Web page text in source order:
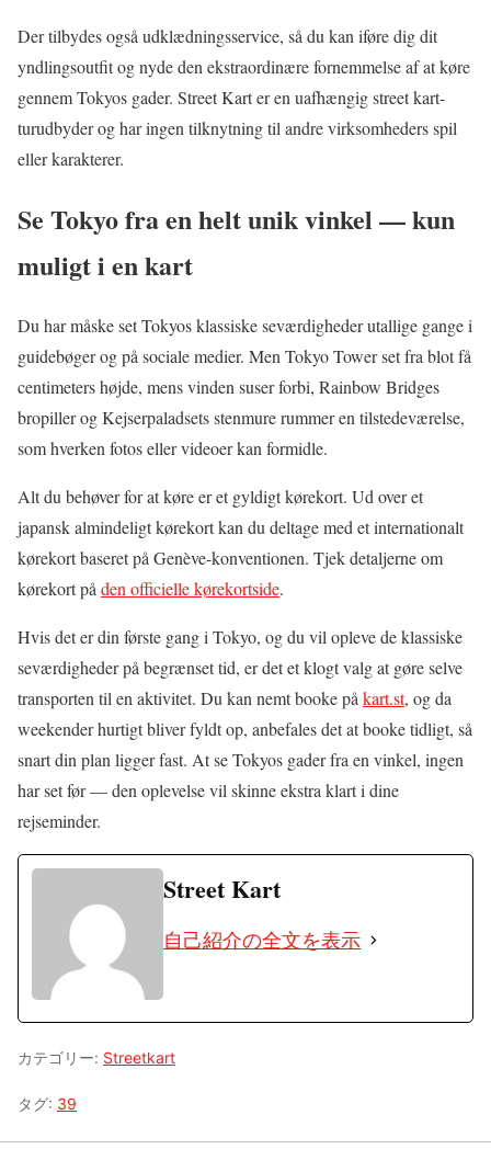
Der tilbydes også udklædningsservice, så du kan iføre dig dit
yndlingsoutfit og nyde den ekstraordinære fornemmelse af at køre
gennem Tokyos gader. Street Kart er en uafhængig street kart-
turudbyder og har ingen tilknytning til andre virksomheders spil
eller karakterer.
Se Tokyo fra en helt unik vinkel — kun
muligt i en kart
Du har måske set Tokyos klassiske seværdigheder utallige gange i
guidebøger og på sociale medier. Men Tokyo Tower set fra blot få
centimeters højde, mens vinden suser forbi, Rainbow Bridges
bropiller og Kejserpaladsets stenmure rummer en tilstedeværelse,
som hverken fotos eller videoer kan formidle.
Alt du behøver for at køre er et gyldigt kørekort. Ud over et
japansk almindeligt kørekort kan du deltage med et internationalt
kørekort baseret på Genève-konventionen. Tjek detaljerne om
kørekort på den officielle kørekortside.
Hvis det er din første gang i Tokyo, og du vil opleve de klassiske
seværdigheder på begrænset tid, er det et klogt valg at gøre selve
transporten til en aktivitet. Du kan nemt booke på kart.st, og da
weekender hurtigt bliver fyldt op, anbefales det at booke tidligt, så
snart din plan ligger fast. At se Tokyos gader fra en vinkel, ingen
har set før — den oplevelse vil skinne ekstra klart i dine
rejseminder.
Street Kart
自己紹介の全文を表示
カテゴリー: Streetkart
タグ: 39